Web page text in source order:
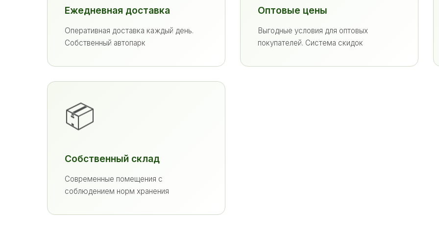
Ежедневная доставка
Оперативная доставка каждый день.
Собственный автопарк
Оптовые цены
Выгодные условия для оптовых
покупателей. Система скидок
📦
Собственный склад
Современные помещения с
соблюдением норм хранения